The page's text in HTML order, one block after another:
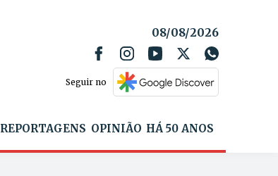
08/08/2026
Seguir no
REPORTAGENS OPINIÃO HÁ 50 ANOS